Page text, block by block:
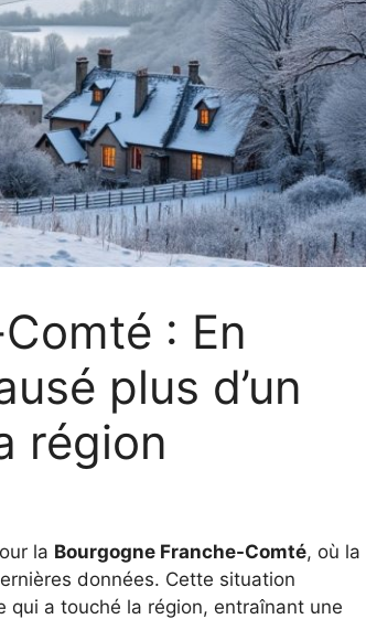
: En
plus d’un
région
la Bourgogne Franche-Comté, où la
données. Cette situation
qui a touché la région, entraînant une